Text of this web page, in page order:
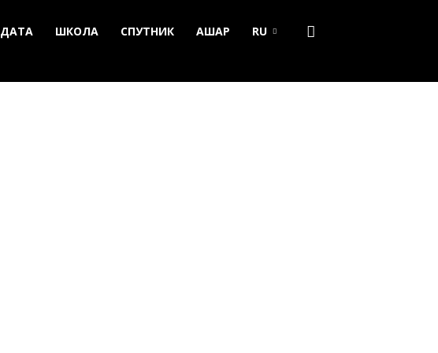
ДАТА ШКОЛА СПУТНИК АШАР RU